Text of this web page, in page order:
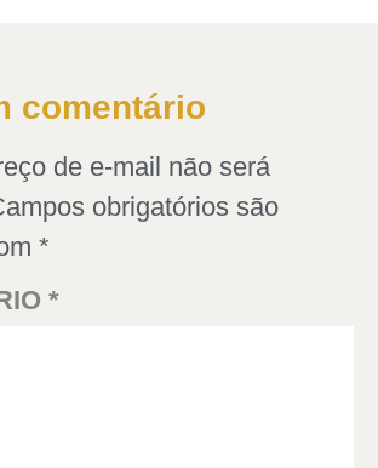
comentário
de e-mail não será
obrigatórios são
*
*